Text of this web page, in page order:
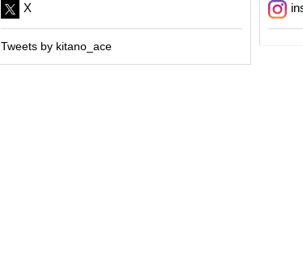
X
Tweets by kitano_ace